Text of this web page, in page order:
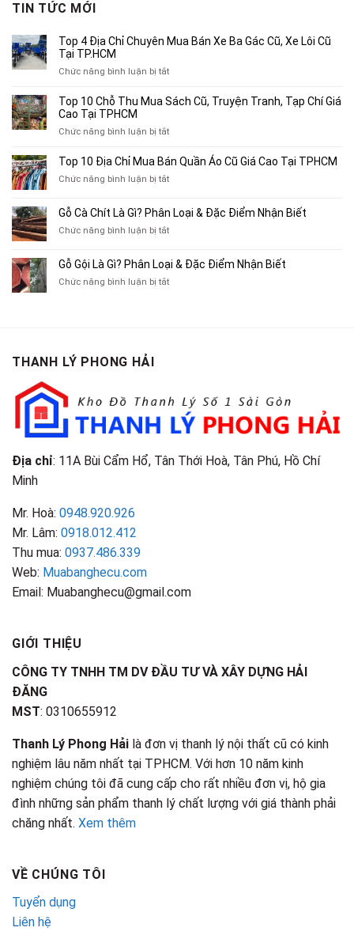
TIN TỨC MỚI
Top 4 Địa Chỉ Chuyên Mua Bán Xe Ba Gác Cũ, Xe Lôi Cũ
Tại TP.HCM
Chức năng bình luận bị tắtở
4
Chuyên
Bán
Xe
Cũ,
Xe
Cũ
TP.HCM
Top 10 Chỗ Thu Mua Sách Cũ, Truyện Tranh, Tạp Chí Giá
Cao Tại TPHCM
Chức năng bình luận bị tắtở
10
Thu
Sách
Tạp
Chí
Top 10 Địa Chỉ Mua Bán Quần Áo Cũ Giá Cao Tại TPHCM
Chức năng bình luận bị tắtở
Địa
Chỉ
Bán
Áo
Gỗ Cà Chít Là Gì? Phân Loại & Đặc Điểm Nhận Biết
Chức năng bình luận bị tắtở
Chít
Là
Gỗ Gội Là Gì? Phân Loại & Đặc Điểm Nhận Biết
Chức năng bình luận bị tắtở
Điểm
Nhận
Biết
THANH LÝ PHONG HẢI
Địa chỉ: 11A Bùi Cẩm Hổ, Tân Thới Hoà, Tân Phú, Hồ Chí
Minh
Mr. Hoà: 0948.920.926
Mr. Lâm: 0918.012.412
Thu mua: 0937.486.339
Web: Muabanghecu.com
Email: Muabanghecu@gmail.com
GIỚI THIỆU
CÔNG TY TNHH TM DV ĐẦU TƯ VÀ XÂY DỰNG HẢI
ĐĂNG
MST: 0310655912
Thanh Lý Phong Hải là đơn vị thanh lý nội thất cũ có kinh
nghiệm lâu năm nhất tại TPHCM. Với hơn 10 năm kinh
nghiệm chúng tôi đã cung cấp cho rất nhiều đơn vị, hộ gia
đình những sản phẩm thanh lý chất lượng với giá thành phải
chăng nhất. Xem thêm
VỀ CHÚNG TÔI
Tuyển dụng
Liên hệ